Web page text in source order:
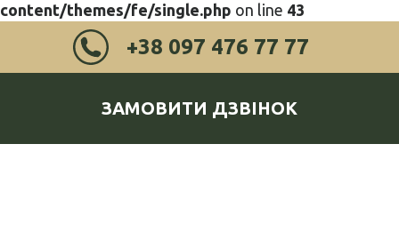
content/themes/fe/single.php on line 43
+38 097 476 77 77
ЗАМОВИТИ ДЗВІНОК